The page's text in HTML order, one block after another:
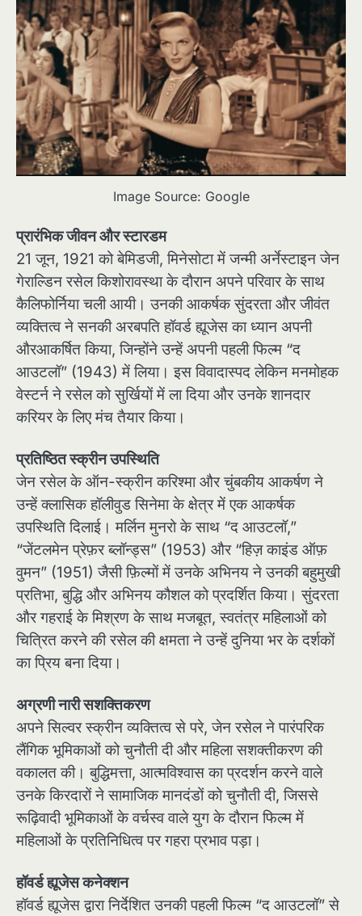
Image Source: Google
प्रारंभिक जीवन और स्टारडम
21 जून, 1921 को बेमिडजी, मिनेसोटा में जन्मी अर्नेस्टाइन जेन
गेराल्डिन रसेल किशोरावस्था के दौरान अपने परिवार के साथ
कैलिफोर्निया चली आयी। उनकी आकर्षक सुंदरता और जीवंत
व्यक्तित्व ने सनकी अरबपति हॉवर्ड ह्यूजेस का ध्यान अपनी
औरआकर्षित किया, जिन्होंने उन्हें अपनी पहली फिल्म “द
आउटलॉ” (1943) में लिया। इस विवादास्पद लेकिन मनमोहक
वेस्टर्न ने रसेल को सुर्खियों में ला दिया और उनके शानदार
करियर के लिए मंच तैयार किया।
प्रतिष्ठित स्क्रीन उपस्थिति
जेन रसेल के ऑन-स्क्रीन करिश्मा और चुंबकीय आकर्षण ने
उन्हें क्लासिक हॉलीवुड सिनेमा के क्षेत्र में एक आकर्षक
उपस्थिति दिलाई। मर्लिन मुनरो के साथ “द आउटलॉ,”
“जेंटलमेन प्रेफ़र ब्लॉन्ड्स” (1953) और “हिज़ काइंड ऑफ़
वुमन” (1951) जैसी फ़िल्मों में उनके अभिनय ने उनकी बहुमुखी
प्रतिभा, बुद्धि और अभिनय कौशल को प्रदर्शित किया। सुंदरता
और गहराई के मिश्रण के साथ मजबूत, स्वतंत्र महिलाओं को
चित्रित करने की रसेल की क्षमता ने उन्हें दुनिया भर के दर्शकों
का प्रिय बना दिया।
अग्रणी नारी सशक्तिकरण
अपने सिल्वर स्क्रीन व्यक्तित्व से परे, जेन रसेल ने पारंपरिक
लैंगिक भूमिकाओं को चुनौती दी और महिला सशक्तीकरण की
वकालत की। बुद्धिमत्ता, आत्मविश्वास का प्रदर्शन करने वाले
उनके किरदारों ने सामाजिक मानदंडों को चुनौती दी, जिससे
रूढ़िवादी भूमिकाओं के वर्चस्व वाले युग के दौरान फिल्म में
महिलाओं के प्रतिनिधित्व पर गहरा प्रभाव पड़ा।
हॉवर्ड ह्यूजेस कनेक्शन
हॉवर्ड ह्यूजेस द्वारा निर्देशित उनकी पहली फिल्म “द आउटलॉ” से